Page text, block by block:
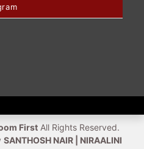
FirstAll Rights Reserved.
SANTHOSH NAIR | NIRAALINI